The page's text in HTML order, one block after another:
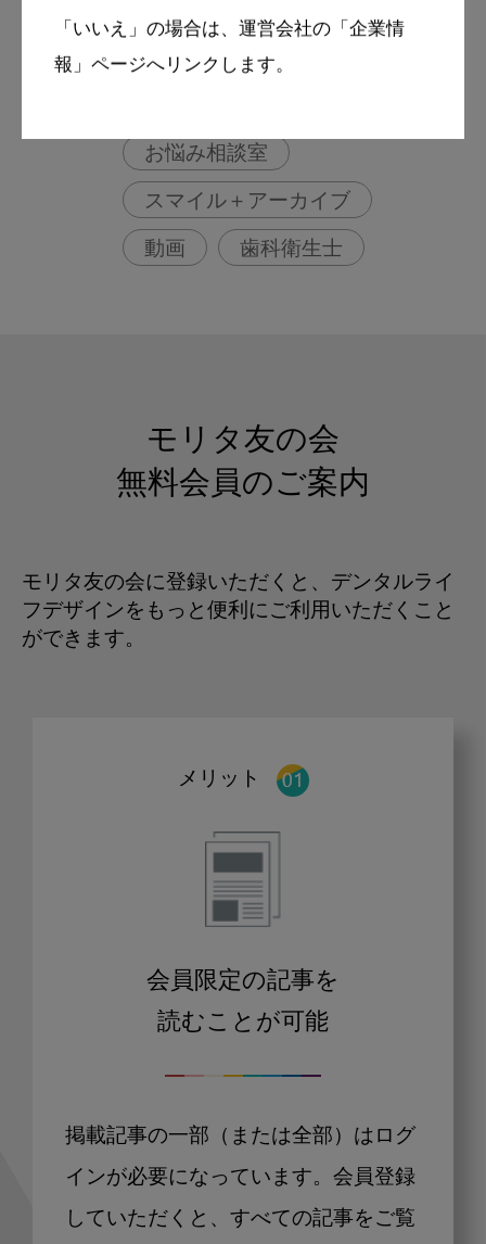
「いいえ」の場合は、運営会社の「企業情
報」ページへリンクします。
基本治療について教えてくだ
お悩み相談室
スマイル＋アーカイブ
動画 歯科衛生士
モリタ友の会
無料会員のご案内
モリタ友の会に登録いただくと、デンタルライ
フデザインをもっと便利にご利用いただくこと
ができます。
メリット
会員限定の記事を
読むことが可能
掲載記事の一部（または全部）はログ
インが必要になっています。会員登録
していただくと、すべての記事をご覧